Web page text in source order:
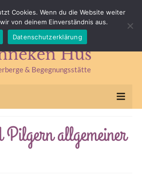
Kontakt & Anfahrt
Hus
& Begegnungsstätte
Pilgern allgemeiner
Cookies. Wenn du die Website weiter
von deinem Einverständnis aus.
Datenschutzerklärung